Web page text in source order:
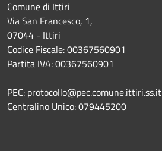
Comune di Ittiri
Via San Francesco, 1,
07044 - Ittiri
Codice Fiscale: 00367560901
Partita IVA: 00367560901
PEC: protocollo@pec.comune.ittiri.ss.it
Centralino Unico: 079445200